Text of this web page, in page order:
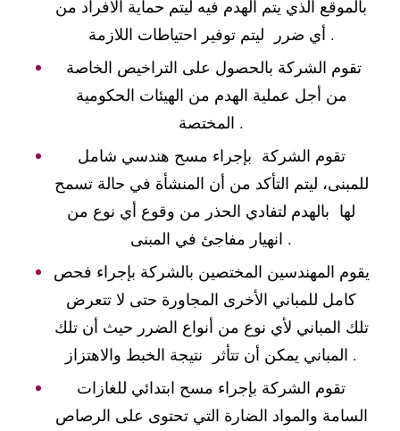
بالموقع الذي يتم الهدم فيه ليتم حماية الأفراد من
أي ضرر ليتم توفير احتياطات اللازمة .
تقوم الشركة بالحصول على التراخيص الخاصة
من أجل عملية الهدم من الهيئات الحكومية
المختصة .
تقوم الشركة بإجراء مسح هندسي شامل
للمبنى، ليتم التأكد من أن المنشأة في حالة تسمح
لها بالهدم لتفادي الحذر من وقوع أي نوع من
انهيار مفاجئ في المبنى .
يقوم المهندسين المختصين بالشركة بإجراء فحص
كامل للمباني الأخرى المجاورة حتى لا تتعرض
تلك المباني لأي نوع من أنواع الضرر حيث أن تلك
المباني يمكن أن تتأثر نتيجة الخبط والاهتزاز .
تقوم الشركة بإجراء مسح ابتدائي للغازات
السامة والمواد الضارة التي تحتوى على الرصاص